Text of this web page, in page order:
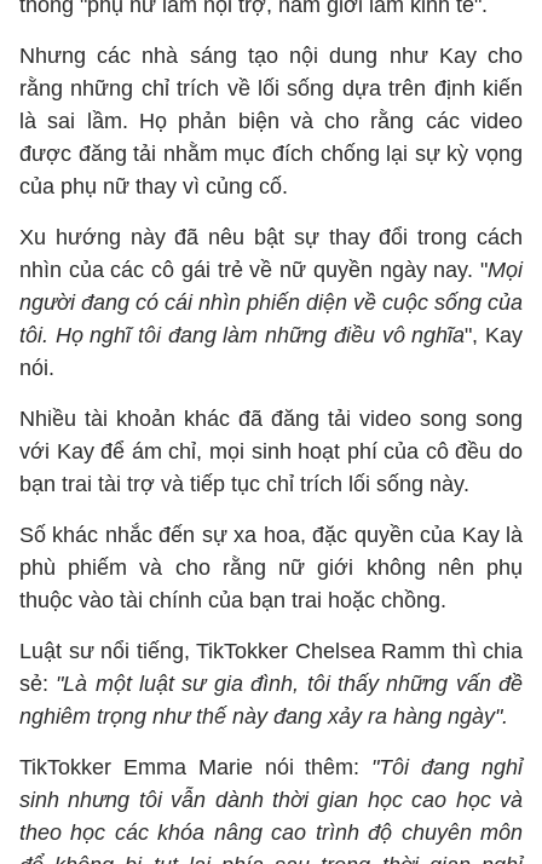
thống "phụ nữ làm nội trợ, nam giới làm kinh tế".
Nhưng các nhà sáng tạo nội dung như Kay cho
rằng những chỉ trích về lối sống dựa trên định kiến
là sai lầm. Họ phản biện và cho rằng các video
được đăng tải nhằm mục đích chống lại sự kỳ vọng
của phụ nữ thay vì củng cố.
Xu hướng này đã nêu bật sự thay đổi trong cách
nhìn của các cô gái trẻ về nữ quyền ngày nay. "Mọi
người đang có cái nhìn phiến diện về cuộc sống của
tôi. Họ nghĩ tôi đang làm những điều vô nghĩa", Kay
nói.
Nhiều tài khoản khác đã đăng tải video song song
với Kay để ám chỉ, mọi sinh hoạt phí của cô đều do
bạn trai tài trợ và tiếp tục chỉ trích lối sống này.
Số khác nhắc đến sự xa hoa, đặc quyền của Kay là
phù phiếm và cho rằng nữ giới không nên phụ
thuộc vào tài chính của bạn trai hoặc chồng.
Luật sư nổi tiếng, TikTokker Chelsea Ramm thì chia
sẻ: "Là một luật sư gia đình, tôi thấy những vấn đề
nghiêm trọng như thế này đang xảy ra hàng ngày".
TikTokker Emma Marie nói thêm: "Tôi đang nghỉ
sinh nhưng tôi vẫn dành thời gian học cao học và
theo học các khóa nâng cao trình độ chuyên môn